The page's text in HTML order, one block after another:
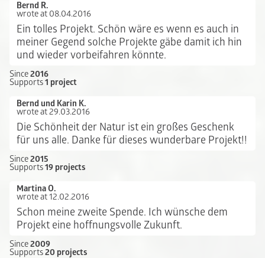
Bernd R.
wrote at 08.04.2016
Ein tolles Projekt. Schön wäre es wenn es auch in
meiner Gegend solche Projekte gäbe damit ich hin
und wieder vorbeifahren könnte.
Since2016
Supports1 project
Bernd und Karin K.
wrote at 29.03.2016
Die Schönheit der Natur ist ein großes Geschenk
für uns alle. Danke für dieses wunderbare Projekt!!
Since2015
Supports19 projects
Martina O.
wrote at 12.02.2016
Schon meine zweite Spende. Ich wünsche dem
Projekt eine hoffnungsvolle Zukunft.
Since2009
Supports20 projects